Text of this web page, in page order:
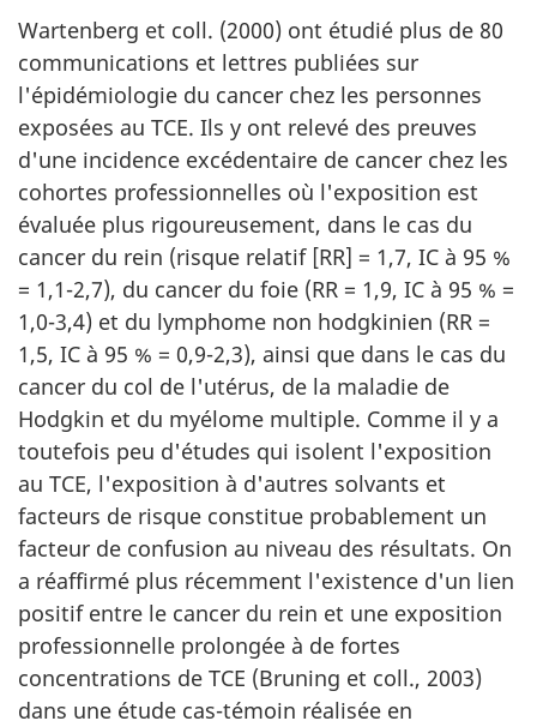
Wartenberg et coll. (2000) ont étudié plus de 80
communications et lettres publiées sur
l'épidémiologie du cancer chez les personnes
exposées au TCE. Ils y ont relevé des preuves
d'une incidence excédentaire de cancer chez les
cohortes professionnelles où l'exposition est
évaluée plus rigoureusement, dans le cas du
cancer du rein (risque relatif [RR] = 1,7, IC à 95 %
= 1,1-2,7), du cancer du foie (RR = 1,9, IC à 95 % =
1,0-3,4) et du lymphome non hodgkinien (RR =
1,5, IC à 95 % = 0,9-2,3), ainsi que dans le cas du
cancer du col de l'utérus, de la maladie de
Hodgkin et du myélome multiple. Comme il y a
toutefois peu d'études qui isolent l'exposition
au TCE, l'exposition à d'autres solvants et
facteurs de risque constitue probablement un
facteur de confusion au niveau des résultats. On
a réaffirmé plus récemment l'existence d'un lien
positif entre le cancer du rein et une exposition
professionnelle prolongée à de fortes
concentrations de TCE (Bruning et coll., 2003)
dans une étude cas-témoin réalisée en